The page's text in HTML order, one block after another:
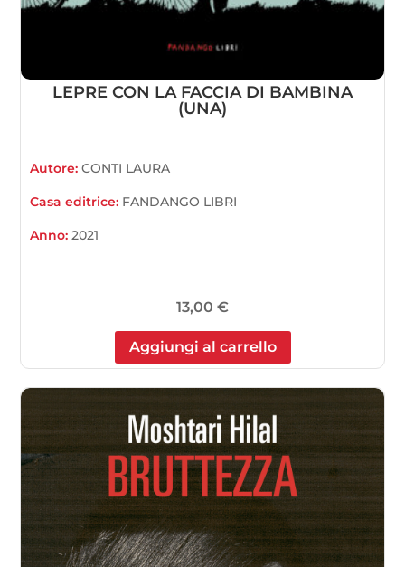
LEPRE CON LA FACCIA DI BAMBINA
(UNA)
Autore:CONTI LAURA
Casa editrice: FANDANGO LIBRI
Anno:2021
13,00 €
Aggiungi al carrello